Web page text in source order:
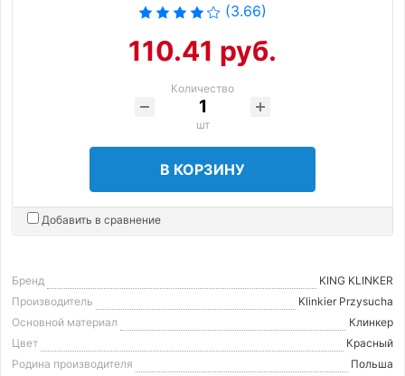
(3.66)
110.41 руб.
Количество
шт
В КОРЗИНУ
Добавить в сравнение
Бренд
KING KLINKER
Производитель
Klinkier Przysucha
Основной материал
Клинкер
Цвет
Красный
Родина производителя
Польша